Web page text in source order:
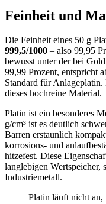
Feinheit und
Die Feinheit eines 50 g
999,5/1000 – also 99,95
bewusst unter der bei
99,99 Prozent, entspricht
Standard für
dieses hochreine Material.
Platin ist ein besonderes
g/cm³ ist es deutlich
Barren erstaunlich
korrosions- und
hitzefest. Diese
langlebigen Wertspeicher,
Industriemetall.
Platin läuft nicht an,